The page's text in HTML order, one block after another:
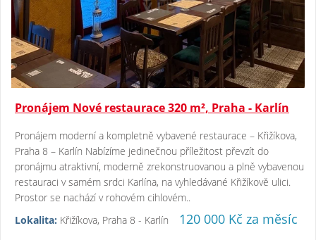
Pronájem Nové restaurace 320 m², Praha - Karlín
Pronájem moderní a kompletně vybavené restaurace – Křižíkova,
Praha 8 – Karlín Nabízíme jedinečnou příležitost převzít do
pronájmu atraktivní, moderně zrekonstruovanou a plně vybavenou
restauraci v samém srdci Karlína, na vyhledávané Křižíkově ulici.
Prostor se nachází v rohovém cihlovém..
Lokalita: Křižíkova, Praha 8 - Karlín 120 000 Kč za měsíc